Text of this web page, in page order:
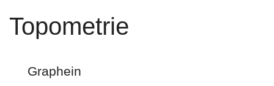
Topometrie
Graphein